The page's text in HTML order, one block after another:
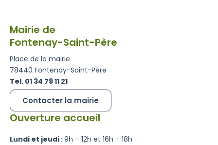
Mairie de
Fontenay-Saint-Père
Place de la mairie
78440 Fontenay-Saint-Père
Tel. 01 34 79 11 21
Contacter la mairie
Ouverture accueil
Lundi et jeudi :9h – 12h et 16h – 18h